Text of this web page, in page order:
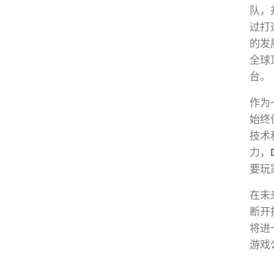
队
过打
的发
全球
台。
作为
始终
技术
力，
要玩
在未
断
将进
游戏